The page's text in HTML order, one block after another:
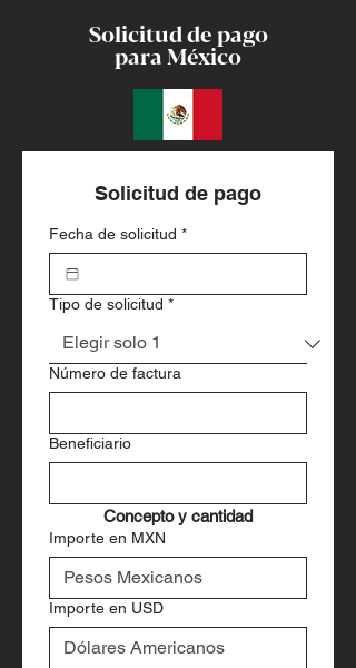
Solicitud de pago
para México
Solicitud de pago
Fecha de solicitud *
Tipo de solicitud *
Número de factura
Beneficiario
Concepto y cantidad
Importe en MXN
Importe en USD